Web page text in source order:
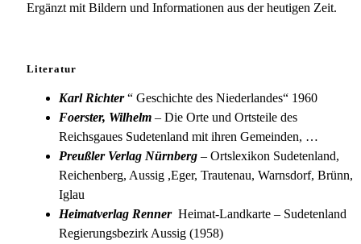
Ergänzt mit Bildern und Informationen aus der heutigen Zeit.
Literatur
Karl Richter“ Geschichte des Niederlandes“ 1960
Foerster, Wilhelm – Die Orte und Ortsteile des
Reichsgaues Sudetenland mit ihren Gemeinden, …
Preußler Verlag Nürnberg – Ortslexikon Sudetenland,
Reichenberg, Aussig ,Eger, Trautenau, Warnsdorf, Brünn,
Iglau
Heimatverlag Renner Heimat-Landkarte – Sudetenland
Regierungsbezirk Aussig (1958)